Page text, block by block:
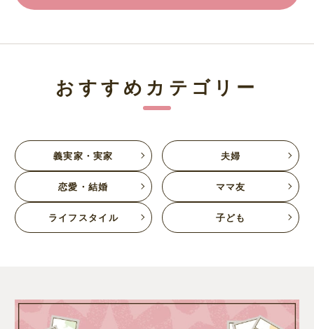
おすすめカテゴリー
義実家・実家 夫婦
恋愛・結婚 ママ友
ライフスタイル 子ども